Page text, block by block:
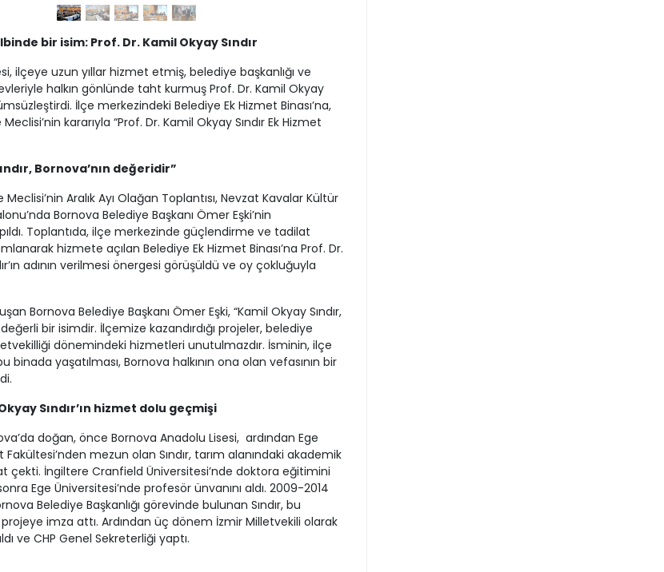
bir isim: Prof. Dr. Kamil Okyay Sındır
ilçeye uzun yıllar hizmet etmiş, belediye başkanlığı ve
halkın gönlünde taht kurmuş Prof. Dr. Kamil Okyay
İlçe merkezindeki Belediye Ek Hizmet Binası’na,
kararıyla “Prof. Dr. Kamil Okyay Sındır Ek Hizmet
Bornova’nın değeridir”
Aralık Ayı Olağan Toplantısı, Nevzat Kavalar Kültür
Bornova Belediye Başkanı Ömer Eşki’nin
Toplantıda, ilçe merkezinde güçlendirme ve tadilat
hizmete açılan Belediye Ek Hizmet Binası’na Prof. Dr.
adının verilmesi önergesi görüşüldü ve oy çokluğuyla
Bornova Belediye Başkanı Ömer Eşki, “Kamil Okyay Sındır,
bir isimdir. İlçemize kazandırdığı projeler, belediye
dönemindeki hizmetleri unutulmazdır. İsminin, ilçe
binada yaşatılması, Bornova halkının ona olan vefasının bir
Sındır’ın hizmet dolu geçmişi
doğan, önce Bornova Anadolu Lisesi, ardından Ege
mezun olan Sındır, tarım alanındaki akademik
çekti. İngiltere Cranfield Üniversitesi’nde doktora eğitimini
Ege Üniversitesi’nde profesör ünvanını aldı. 2009-2014
Belediye Başkanlığı görevinde bulunan Sındır, bu
imza attı. Ardından üç dönem İzmir Milletvekili olarak
ve CHP Genel Sekreterliği yaptı.